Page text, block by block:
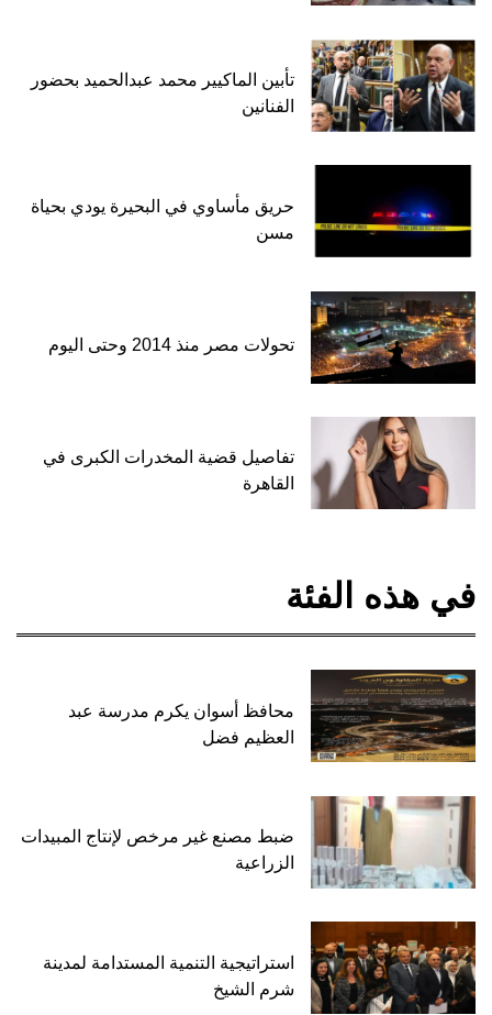
تأبين الماكيير محمد عبدالحميد بحضور
الفنانين
حريق مأساوي في البحيرة يودي بحياة
مسن
تحولات مصر منذ 2014 وحتى اليوم
تفاصيل قضية المخدرات الكبرى في
القاهرة
في هذه الفئة
محافظ أسوان يكرم مدرسة عبد
العظيم فضل
ضبط مصنع غير مرخص لإنتاج المبيدات
الزراعية
استراتيجية التنمية المستدامة لمدينة
شرم الشيخ